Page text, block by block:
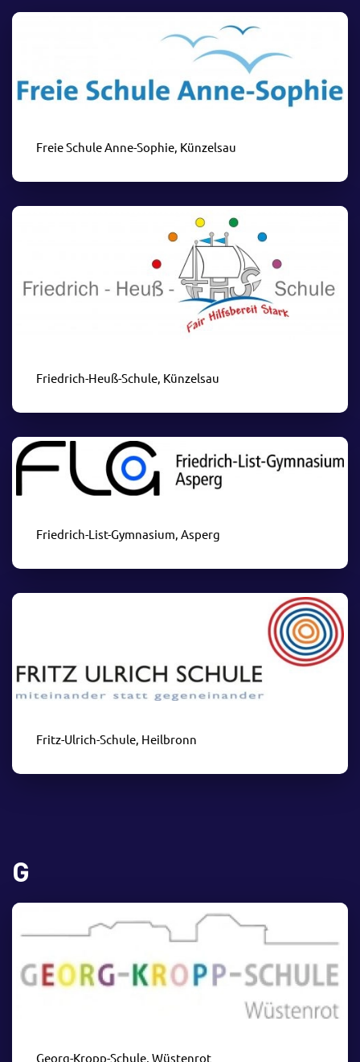
Freie Schule Anne-Sophie, Künzelsau
Friedrich-Heuß-Schule, Künzelsau
Friedrich-List-Gymnasium, Asperg
Fritz-Ulrich-Schule, Heilbronn
G
Georg-Kropp-Schule, Wüstenrot